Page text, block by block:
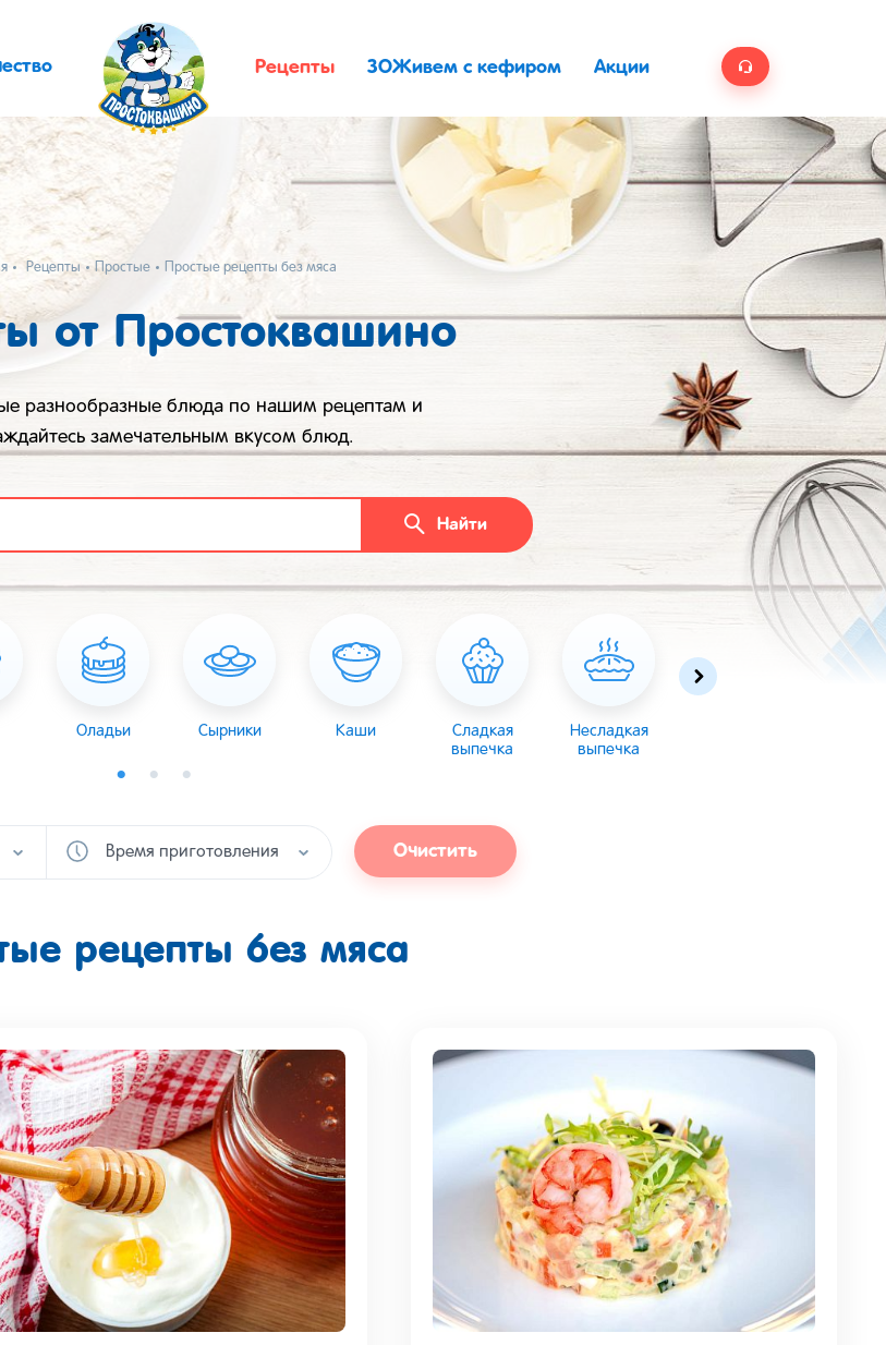
Рецепты ЗОЖивем с кефиром Акции
Рецепты Простые Простые рецепты без мяса
от Простоквашино
разнообразные блюда по нашим рецептам и
замечательным вкусом блюд.
Найти
Оладьи Сырники Каши
Сладкая
выпечка
Несладкая
выпечка
Время приготовления Очистить
рецепты без мяса